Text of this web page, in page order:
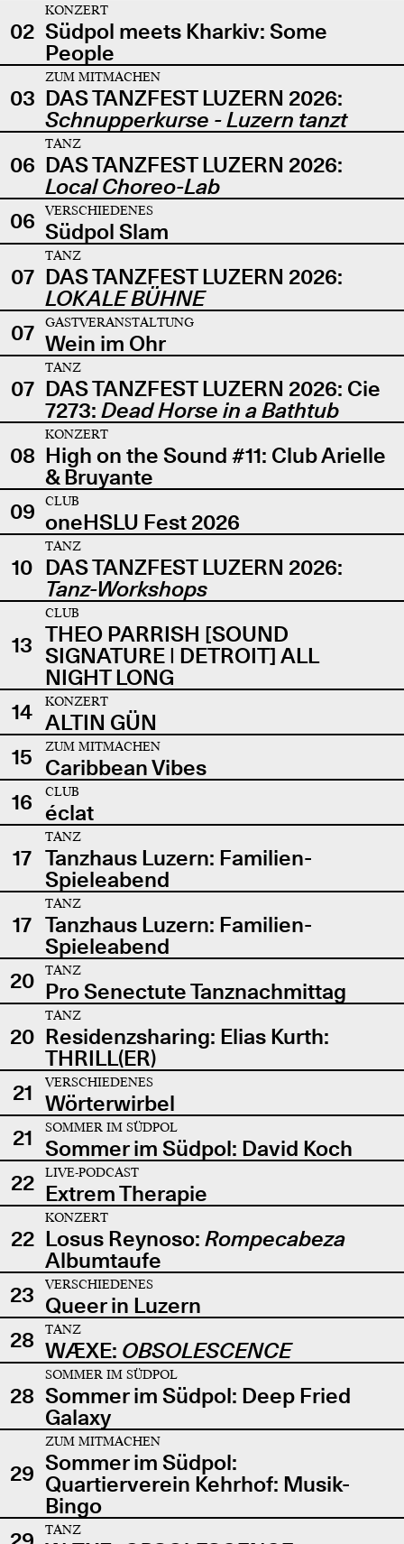
02
KONZERT
Südpol meets Kharkiv: Some
People
03
ZUM MITMACHEN
DAS TANZFEST LUZERN 2026:
Schnupperkurse - Luzern tanzt
06
TANZ
DAS TANZFEST LUZERN 2026:
Local Choreo-Lab
06
VERSCHIEDENES
Südpol Slam
07
TANZ
DAS TANZFEST LUZERN 2026:
LOKALE BÜHNE
07
GASTVERANSTALTUNG
Wein im Ohr
07
TANZ
DAS TANZFEST LUZERN 2026: Cie
7273: Dead Horse in a Bathtub
08
KONZERT
High on the Sound #11: Club Arielle
& Bruyante
09
CLUB
oneHSLU Fest 2026
10
TANZ
DAS TANZFEST LUZERN 2026:
Tanz-Workshops
13
CLUB
THEO PARRISH [SOUND
SIGNATURE | DETROIT] ALL
NIGHT LONG
14
KONZERT
ALTIN GÜN
15
ZUM MITMACHEN
Caribbean Vibes
16
CLUB
éclat
17
TANZ
Tanzhaus Luzern: Familien-
Spieleabend
17
TANZ
Tanzhaus Luzern: Familien-
Spieleabend
20
TANZ
Pro Senectute Tanznachmittag
20
TANZ
Residenzsharing: Elias Kurth:
THRILL(ER)
21
VERSCHIEDENES
Wörterwirbel
21
SOMMER IM SÜDPOL
Sommer im Südpol: David Koch
22
LIVE-PODCAST
Extrem Therapie
22
KONZERT
Losus Reynoso: Rompecabeza
Albumtaufe
23
VERSCHIEDENES
Queer in Luzern
28
TANZ
WÆXE: OBSOLESCENCE
28
SOMMER IM SÜDPOL
Sommer im Südpol: Deep Fried
Galaxy
29
ZUM MITMACHEN
Sommer im Südpol:
Quartierverein Kehrhof: Musik-
Bingo
TANZ